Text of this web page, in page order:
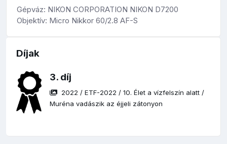
Gépváz: NIKON CORPORATION NIKON D7200
Objektív: Micro Nikkor 60/2.8 AF-S
Díjak
3. díj
2022 /ETF-2022 /10. Élet a vízfelszín alatt /
Muréna vadászik az éjjeli zátonyon